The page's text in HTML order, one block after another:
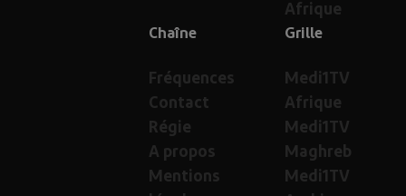
Afrique
Grille
Medi1TV
Afrique
Medi1TV
Maghreb
Medi1TV
Chaîne
Fréquences
Contact
Régie
A propos
Mentions